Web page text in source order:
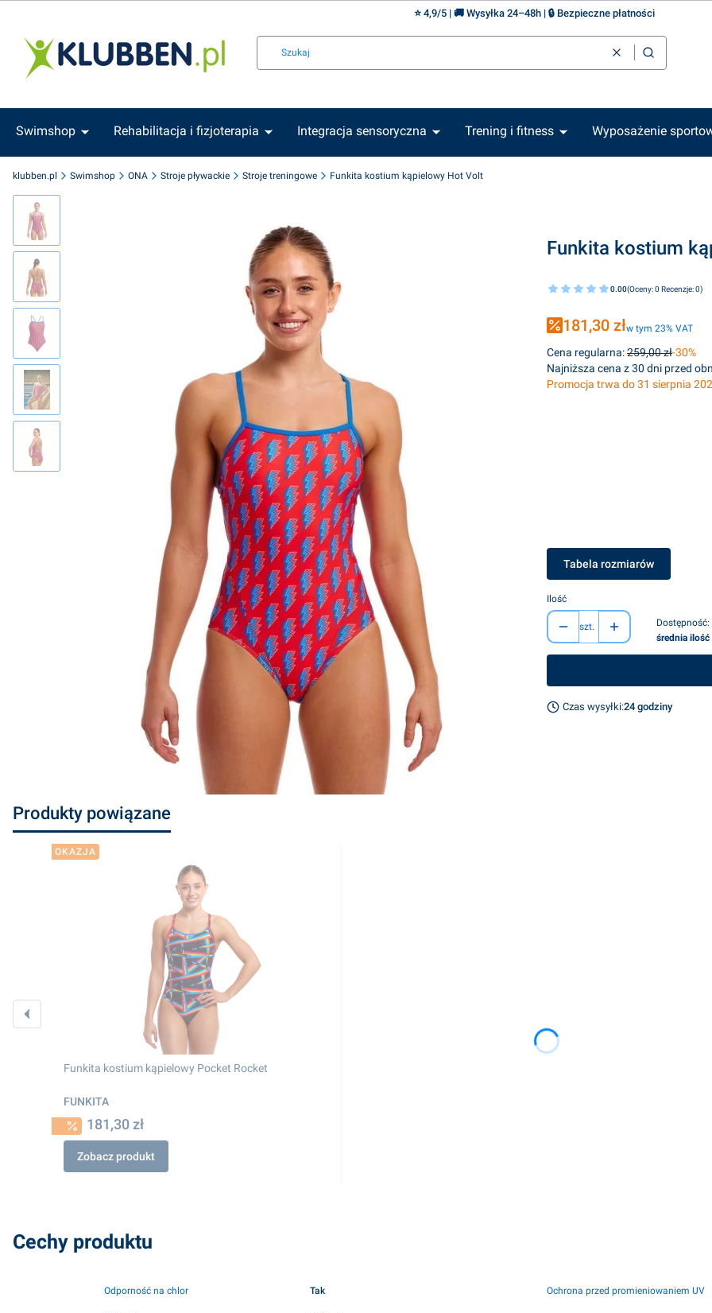
⭐ 4,9/5 | 🚚 Wysyłka 24–48h | 🔒 Bezpieczne płatności
WyczyśćSzukaj
Swimshop Rehabilitacja i fizjoterapia Integracja sensoryczna Trening i fitness Wyposażenie
klubben.pl Swimshop ONA Stroje pływackie Stroje treningowe Funkita kostium kąpielowy Hot Volt
Funkita kostium
0.00(Oceny: 0 Recenzje: 0)
181,30 złw tym 23% VAT
w tym 23% VAT
Cena regularna:259,00 zł-30%
Najniższa cena z 30 dni przed
Promocja trwa do 31 sierpnia
Tabela rozmiarów
Ilość
szt.
Dostępność:
średnia ilość
Czas wysyłki:24 godziny
Produkty powiązane
OKAZJA
Funkita kostium kąpielowy Pocket Rocket
FUNKITA
181,30 zł
Zobacz produkt
Cechy produktu
Odporność na chlor Tak Ochrona przed promieniowaniem UV